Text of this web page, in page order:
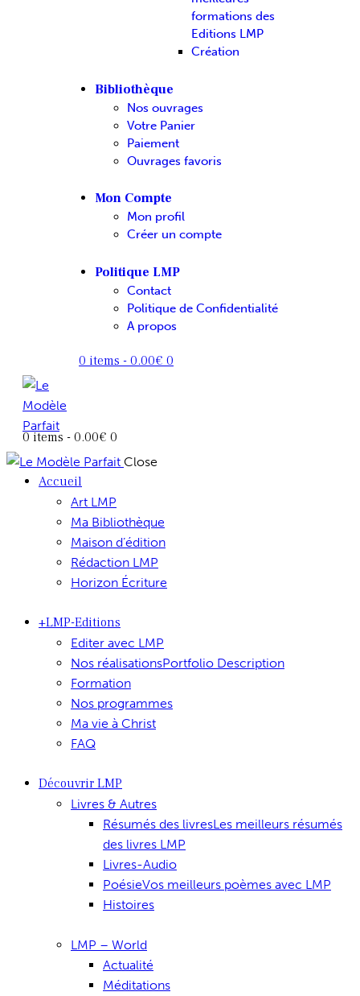
formations des
Editions LMP
Création
Bibliothèque
Nos ouvrages
Votre Panier
Paiement
Ouvrages favoris
Mon Compte
Mon profil
Créer un compte
Politique LMP
Contact
Politique de Confidentialité
A propos
0 items - 0.00€ 0
0 items - 0.00€ 0
Close
Accueil
Art LMP
Ma Bibliothèque
Maison d’édition
Rédaction LMP
Horizon Écriture
+LMP-Editions
Editer avec LMP
Nos réalisationsPortfolio Description
Formation
Nos programmes
Ma vie à Christ
FAQ
Découvrir LMP
Livres & Autres
Résumés des livresLes meilleurs résumés
des livres LMP
Livres-Audio
PoésieVos meilleurs poèmes avec LMP
Histoires
LMP – World
Actualité
Méditations